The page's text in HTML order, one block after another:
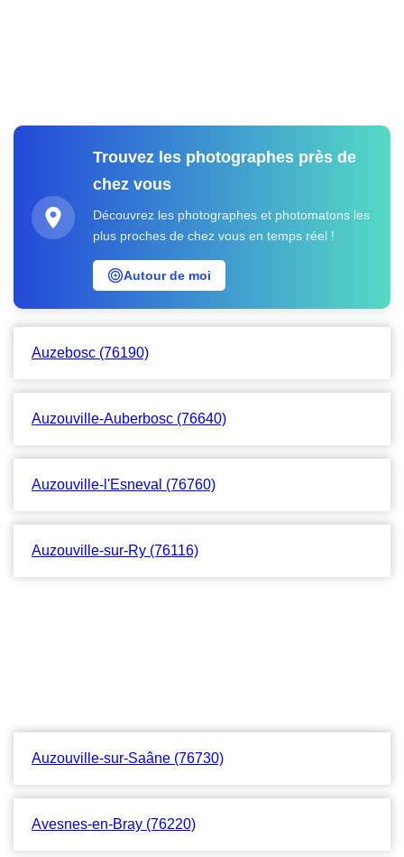
Trouvez les photographes près de
chez vous
Découvrez les photographes et photomatons les
plus proches de chez vous en temps réel !
Autour de moi
Auzebosc (76190)
Auzouville-Auberbosc (76640)
Auzouville-l'Esneval (76760)
Auzouville-sur-Ry (76116)
Auzouville-sur-Saâne (76730)
Avesnes-en-Bray (76220)